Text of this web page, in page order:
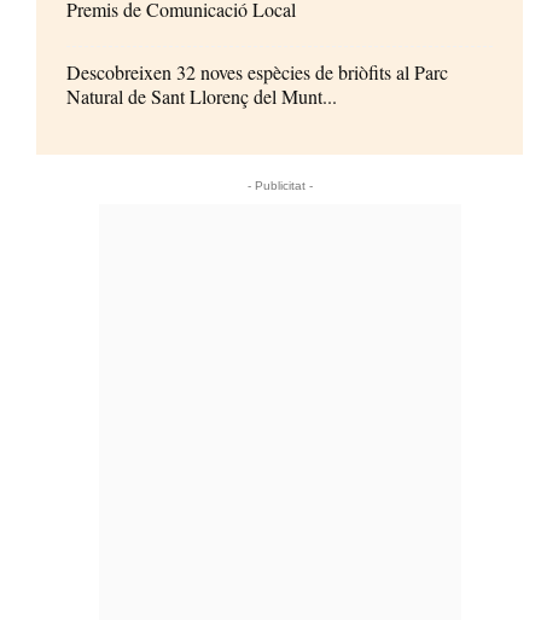
Premis de Comunicació Local
Descobreixen 32 noves espècies de briòfits al Parc
Natural de Sant Llorenç del Munt...
- Publicitat -